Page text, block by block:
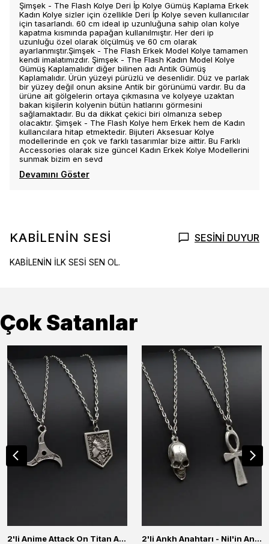
Şimşek - The Flash Kolye Deri İp Kolye Gümüş Kaplama Erkek
Kadın Kolye sizler için özellikle Deri İp Kolye seven kullanıcılar
için tasarlandı. 60 cm ideal ip uzunluğuna sahip olan kolye
kapatma kısmında papağan kullanılmıştır. Her deri ip
uzunluğu özel olarak ölçülmüş ve 60 cm olarak
ayarlanmıştır.Şimşek - The Flash Erkek Model Kolye tamamen
kendi imalatımızdır. Şimşek - The Flash Kadın Model Kolye
Gümüş Kaplamalıdır diğer bilinen adı Antik Gümüş
Kaplamalıdır. Ürün yüzeyi pürüzlü ve desenlidir. Düz ve parlak
bir yüzey değil onun aksine Antik bir görünümü vardır. Bu da
ürüne ait gölgelerin ortaya çıkmasına ve kolyeye uzaktan
bakan kişilerin kolyenin bütün hatlarını görmesini
sağlamaktadır. Bu da dikkat çekici biri olmanıza sebep
olacaktır. Şimşek - The Flash Kolye hem Erkek hem de Kadın
kullancılara hitap etmektedir. Bijuteri Aksesuar Kolye
modellerinde en çok ve farklı tasarımlar bize aittir. Bu Farklı
Accessories olarak size güncel Kadın Erkek Kolye Modellerini
sunmak bizim en sevd
Devamını Göster
KABİLENİN SESİ SESİNİ DUYUR
KABİLENİN İLK SESİ SEN OL.
Çok Satanlar
2'li Anime Attack On Titan Acrylic Maria Anime Naruto Erkek Kadın Kolye Seti 2'li Ankh Anahtarı - Nil'in Anahtarı - Kuru Kafa Erkek Kadın Kolye Seti